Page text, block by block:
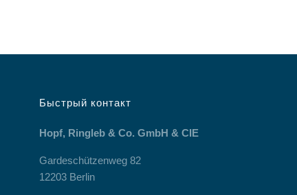
Быстрый контакт
Hopf, Ringleb & Co. GmbH & CIE
Gardeschützenweg 82
12203 Berlin